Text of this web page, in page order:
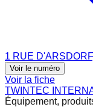
1 RUE
Voir le numéro
Voir la fiche
TWINTEC
Équipement,